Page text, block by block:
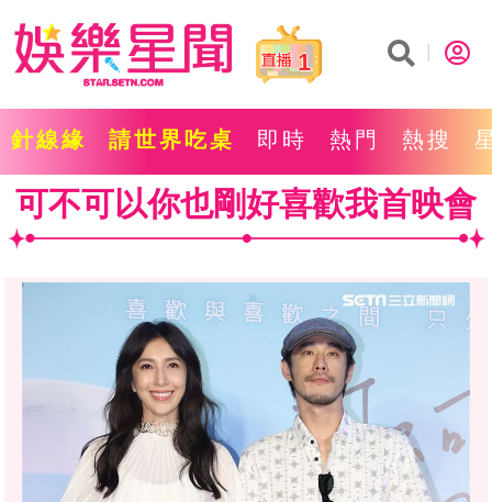
1
針線緣 請世界吃桌 即時 熱門 熱搜
可不可以你也剛好喜歡我首映會